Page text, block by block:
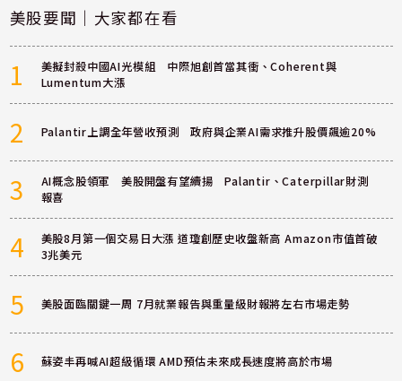
美股要聞｜大家都在看
1
美擬封殺中國AI光模組 中際旭創首當其衝、Coherent與
Lumentum大漲
2 Palantir上調全年營收預測 政府與企業AI需求推升股價飆逾20%
3
AI概念股領軍 美股開盤有望續揚 Palantir、Caterpillar財測
報喜
4
美股8月第一個交易日大漲 道瓊創歷史收盤新高 Amazon市值首破
3兆美元
5 美股面臨關鍵一周 7月就業報告與重量級財報將左右市場走勢
6 蘇姿丰再喊AI超級循環 AMD預估未來成長速度將高於市場